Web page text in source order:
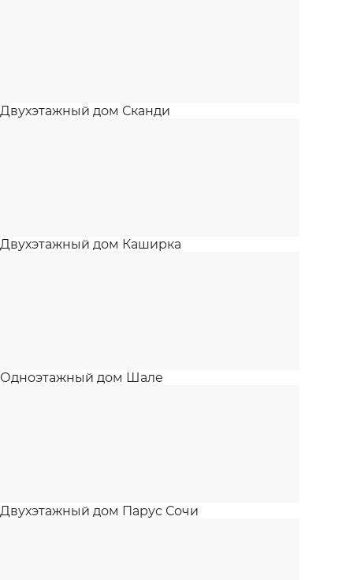
Двухэтажный дом Сканди
Двухэтажный дом Каширка
Одноэтажный дом Шале
Двухэтажный дом Парус Сочи